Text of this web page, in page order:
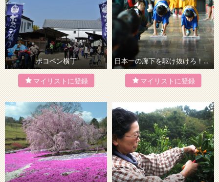
ポコペン横丁 日本一の廊下を駆け抜けろ！雑巾がけ体験